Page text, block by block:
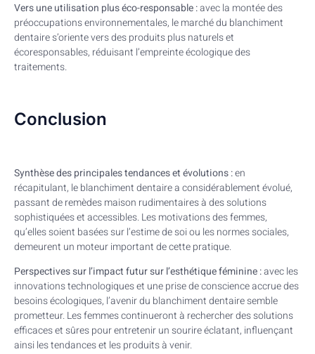
Vers une utilisation plus éco-responsable :avec la montée des
préoccupations environnementales, le marché du blanchiment
dentaire s’oriente vers des produits plus naturels et
écoresponsables, réduisant l’empreinte écologique des
traitements.
Conclusion
Synthèse des principales tendances et évolutions :en
récapitulant, le blanchiment dentaire a considérablement évolué,
passant de remèdes maison rudimentaires à des solutions
sophistiquées et accessibles. Les motivations des femmes,
qu’elles soient basées sur l’estime de soi ou les normes sociales,
demeurent un moteur important de cette pratique.
Perspectives sur l’impact futur sur l’esthétique féminine :avec les
innovations technologiques et une prise de conscience accrue des
besoins écologiques, l’avenir du blanchiment dentaire semble
prometteur. Les femmes continueront à rechercher des solutions
efficaces et sûres pour entretenir un sourire éclatant, influençant
ainsi les tendances et les produits à venir.